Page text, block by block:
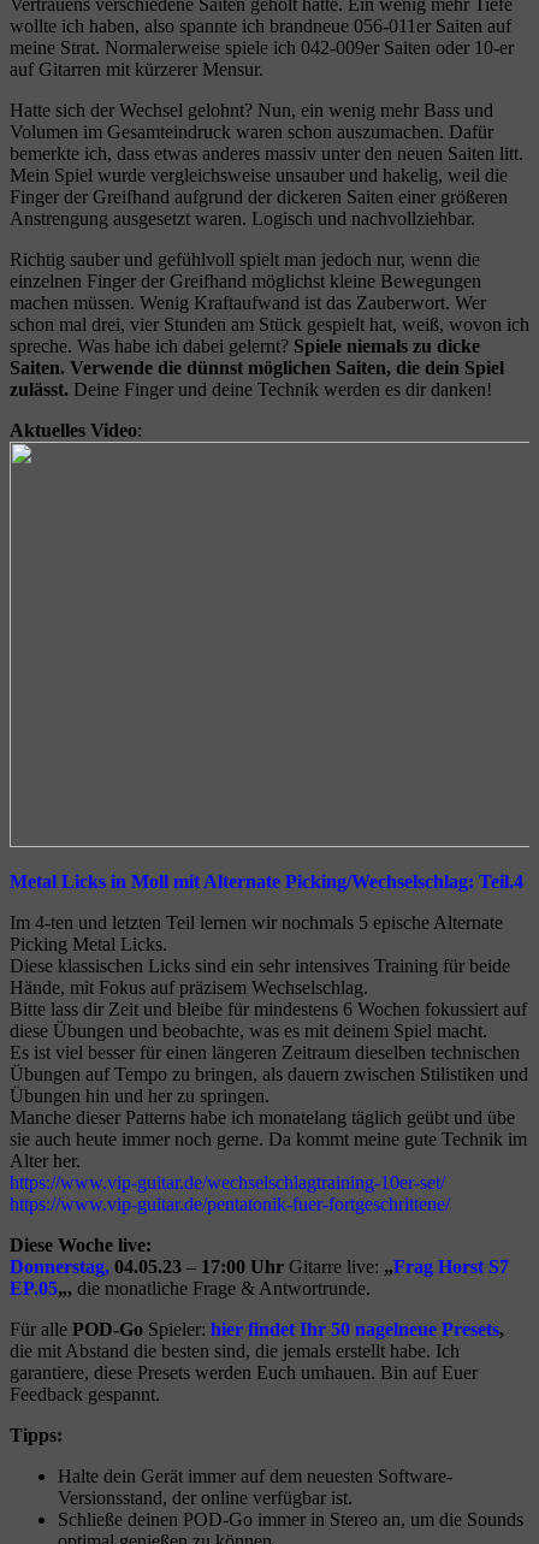
Vertrauens verschiedene Saiten geholt hatte. Ein wenig mehr Tiefe
wollte ich haben, also spannte ich brandneue 056-011er Saiten auf
meine Strat. Normalerweise spiele ich 042-009er Saiten oder 10-er
auf Gitarren mit kürzerer Mensur.
Hatte sich der Wechsel gelohnt? Nun, ein wenig mehr Bass und
Volumen im Gesamteindruck waren schon auszumachen. Dafür
bemerkte ich, dass etwas anderes massiv unter den neuen Saiten litt.
Mein Spiel wurde vergleichsweise unsauber und hakelig, weil die
Finger der Greifhand aufgrund der dickeren Saiten einer größeren
Anstrengung ausgesetzt waren. Logisch und nachvollziehbar.
Richtig sauber und gefühlvoll spielt man jedoch nur, wenn die
einzelnen Finger der Greifhand möglichst kleine Bewegungen
machen müssen. Wenig Kraftaufwand ist das Zauberwort. Wer
schon mal drei, vier Stunden am Stück gespielt hat, weiß, wovon ich
spreche. Was habe ich dabei gelernt? Spiele niemals zu dicke
Saiten. Verwende die dünnst möglichen Saiten, die dein Spiel
zulässt. Deine Finger und deine Technik werden es dir danken!
Aktuelles Video:
Metal Licks in Moll mit Alternate Picking/Wechselschlag: Teil.4
Im 4-ten und letzten Teil lernen wir nochmals 5 epische Alternate
Picking Metal Licks.
Diese klassischen Licks sind ein sehr intensives Training für beide
Hände, mit Fokus auf präzisem Wechselschlag.
Bitte lass dir Zeit und bleibe für mindestens 6 Wochen fokussiert auf
diese Übungen und beobachte, was es mit deinem Spiel macht.
Es ist viel besser für einen längeren Zeitraum dieselben technischen
Übungen auf Tempo zu bringen, als dauern zwischen Stilistiken und
Übungen hin und her zu springen.
Manche dieser Patterns habe ich monatelang täglich geübt und übe
sie auch heute immer noch gerne. Da kommt meine gute Technik im
Alter her.
https://www.vip-guitar.de/wechselschlagtraining-10er-set/
https://www.vip-guitar.de/pentatonik-fuer-fortgeschrittene/
Diese Woche live:
Donnerstag, 04.05.23 – 17:00 Uhr Gitarre live: „Frag Horst S7
EP.05„, die monatliche Frage & Antwortrunde.
Für alle POD-Go Spieler: hier findet Ihr 50 nagelneue Presets,
die mit Abstand die besten sind, die jemals erstellt habe. Ich
garantiere, diese Presets werden Euch umhauen. Bin auf Euer
Feedback gespannt.
Tipps:
Halte dein Gerät immer auf dem neuesten Software-
Versionsstand, der online verfügbar ist.
Schließe deinen POD-Go immer in Stereo an, um die Sounds